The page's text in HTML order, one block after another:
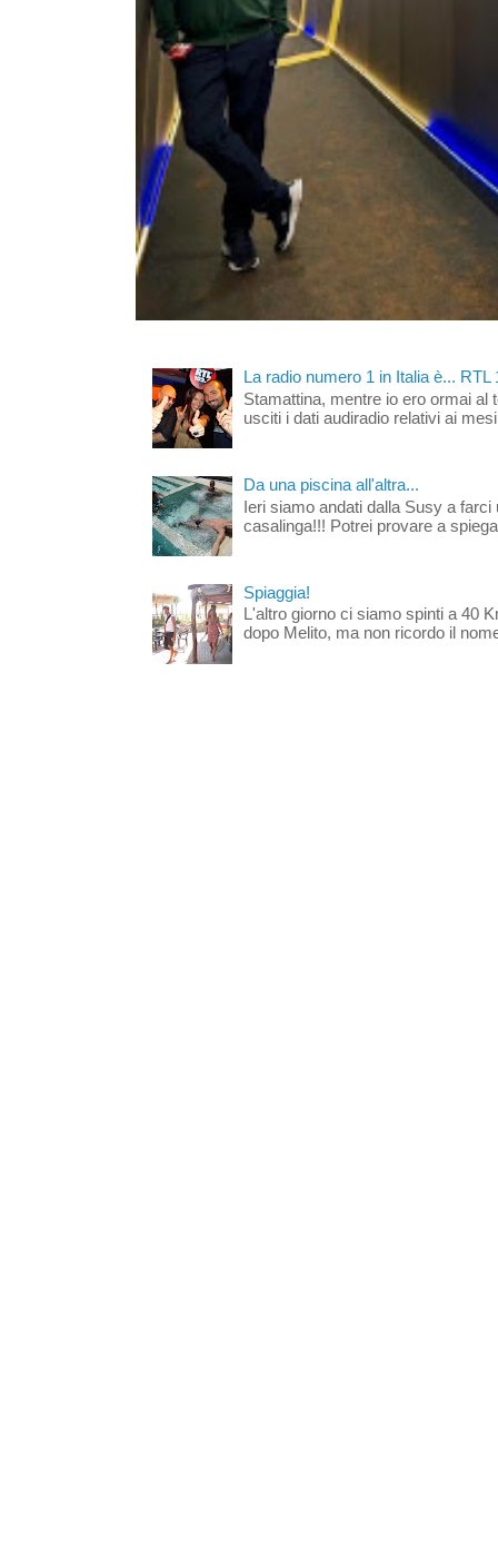
La radio numero 1 in Italia è... RTL
Stamattina, mentre io ero ormai al
usciti i dati audiradio relativi ai
Da una piscina all'altra...
Ieri siamo andati dalla Susy a
casalinga!!! Potrei provare a
Spiaggia!
L'altro giorno ci siamo spinti a 40
dopo Melito, ma non ricordo il